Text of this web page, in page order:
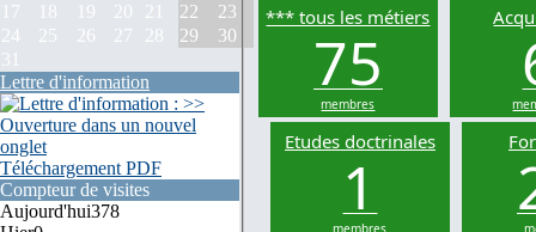
17
18 19 20 21 22
23
24
25 26 27 28 29
30
31
Lettre d'information
Téléchargement PDF
Compteur de visites
Aujourd'hui378
*** tous les métiers
75
membres
Etudes doctrinales
1
membres